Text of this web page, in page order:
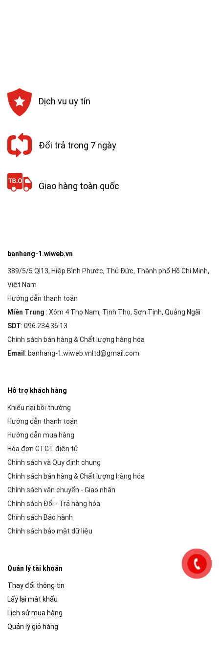
Dịch vụ uy tín
Đổi trả trong 7 ngày
Giao hàng toàn quốc
banhang-1.wiweb.vn
389/5/5 Ql13, Hiệp Bình Phước, Thủ Đức, Thành phố Hồ Chí Minh,
Việt Nam
Hướng dẫn thanh toán
Miền Trung : Xóm 4 Thọ Nam, Tịnh Thọ, Sơn Tịnh, Quảng Ngãi
SDT: 096.234.36.13
Chính sách bán hàng & Chất lượng hàng hóa
Email: banhang-1.wiweb.vnltd@gmail.com
Hỗ trợ khách hàng
Khiếu nại bồi thường
Hướng dẫn thanh toán
Hướng dẫn mua hàng
Hóa đơn GTGT điện tử
Chính sách và Quy định chung
Chính sách bán hàng & Chất lượng hàng hóa
Chính sách vận chuyển - Giao nhận
Chính sách Đổi - Trả hàng hóa
Chính sách Bảo hành
Chính sách bảo mật dữ liệu
Quản lý tài khoản
Thay đổi thông tin
Lấy lại mật khẩu
Lịch sử mua hàng
Quản lý giỏ hàng